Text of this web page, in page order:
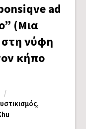
ad
(Μια
νύφη
κήπο
,